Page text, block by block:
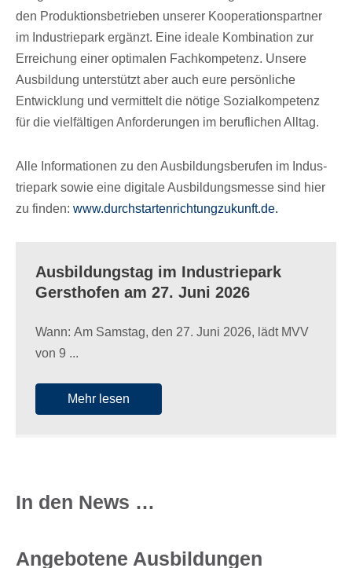
den Produk­ti­ons­be­trie­ben unse­rer Koope­ra­ti­ons­part­ner
im Indus­trie­park ergänzt. Eine ideale Kombi­na­tion zur
Errei­chung einer opti­ma­len Fach­kom­pe­tenz. Unsere
Ausbil­dung unter­stützt aber auch eure persön­li­che
Entwick­lung und vermit­telt die nötige Sozi­al­kom­pe­tenz
für die viel­fäl­ti­gen Anfor­de­run­gen im beruf­li­chen Alltag.
Alle Infor­ma­tio­nen zu den Ausbil­dungs­be­ru­fen im Indus­
trie­park sowie eine digi­tale Ausbil­dungs­messe sind hier
zu finden: www​.durch​star​ten​rich​tung​zu​kunft​.de.
Ausbil­dungs­tag im Indus­trie­park
Gerst­ho­fen am 27. Juni 2026
Wann: Am Samstag, den 27. Juni 2026, lädt MVV
von 9 ...
Mehr lesen
In den News …
Angebotene Ausbildungen